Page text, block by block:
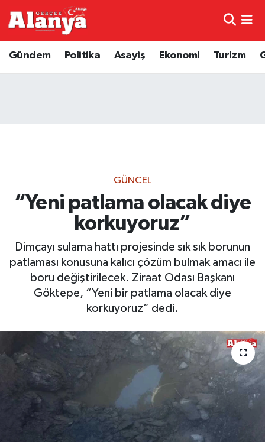
Gündem Politika Asayiş Ekonomi Turizm
GÜNCEL
“Yeni patlama olacak diye
korkuyoruz”
Dimçayı sulama hattı projesinde sık sık borunun
patlaması konusuna kalıcı çözüm bulmak amacı ile
boru değiştirilecek. Ziraat Odası Başkanı
Göktepe, “Yeni bir patlama olacak diye
korkuyoruz” dedi.
Genel
Diğer
Ekonomi
Gizlilik İlkeleri - Privacy Policy
Gündem
Politika
Spor
Turizm
Trafik Durumu
Haber Arşivi